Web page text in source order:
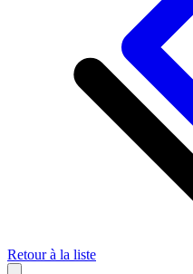
Retour à la liste